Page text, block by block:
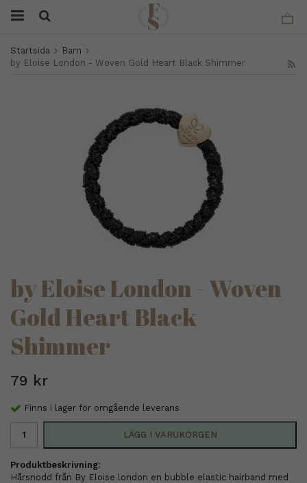
Startsida
Barn
by Eloise London - Woven Gold Heart Black Shimmer
by Eloise London - Woven
Gold Heart Black
Shimmer
79 kr
Finns i lager för omgående leverans
LÄGG I VARUKORGEN
Produktbeskrivning:
Hårsnodd från By Eloise london en bubble elastic hairband med